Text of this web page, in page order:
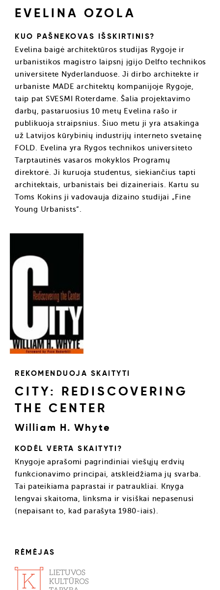
EVELINA OZOLA
KUO PAŠNEKOVAS IŠSKIRTINIS?
Evelina baigė architektūros studijas Rygoje ir
urbanistikos magistro laipsnį įgijo Delfto technikos
universitete Nyderlanduose. Ji dirbo architekte ir
urbaniste MADE architektų kompanijoje Rygoje,
taip pat SVESMI Roterdame. Šalia projektavimo
darbų, pastaruosius 10 metų Evelina rašo ir
publikuoja straipsnius. Šiuo metu ji yra atsakinga
už Latvijos kūrybinių industrijų interneto svetainę
FOLD. Evelina yra Rygos technikos universiteto
Tarptautinės vasaros mokyklos Programų
direktorė. Ji kuruoja studentus, siekiančius tapti
architektais, urbanistais bei dizaineriais. Kartu su
Toms Kokins ji vadovauja dizaino studijai „Fine
Young Urbanists“.
REKOMENDUOJA SKAITYTI
CITY: REDISCOVERING
THE CENTER
William H. Whyte
KODĖL VERTA SKAITYTI?
Knygoje aprašomi pagrindiniai viešųjų erdvių
funkcionavimo principai, atskleidžiama jų svarba.
Tai pateikiama paprastai ir patraukliai. Knyga
lengvai skaitoma, linksma ir visiškai nepasenusi
(nepaisant to, kad parašyta 1980-iais).
RĖMĖJAS